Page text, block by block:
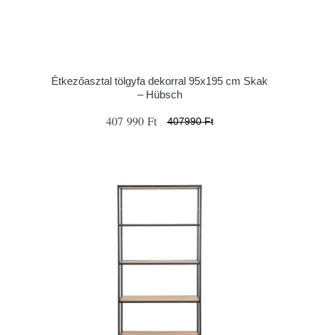
Étkezőasztal tölgyfa dekorral 95x195 cm Skak
– Hübsch
407 990 Ft 407990 Ft